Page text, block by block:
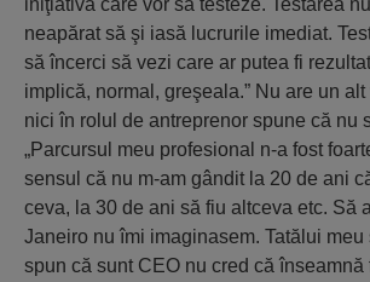
iniţiativă care vor să testeze. Testarea
neapărat să şi iasă lucrurile imediat.
să încerci să vezi care ar putea fi
implică, normal, greşeala.” Nu are un
nici în rolul de antreprenor spune că nu
„Parcursul meu profesional n-a fost
sensul că nu m-am gândit la 20 de ani
ceva, la 30 de ani să fiu altceva etc. Să
Janeiro nu îmi imaginasem. Tatălui meu
spun că sunt CEO nu cred că înseamnă